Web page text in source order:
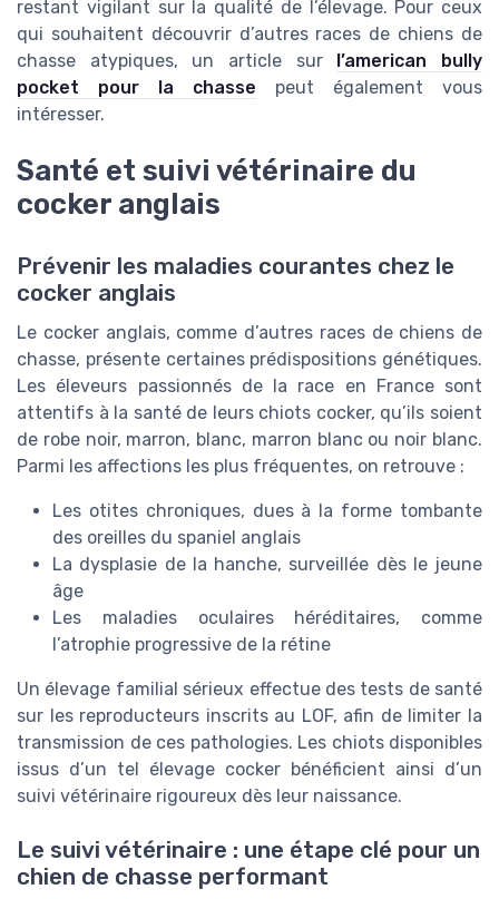
restant vigilant sur la qualité de l’élevage. Pour ceux
qui souhaitent découvrir d’autres races de chiens de
chasse atypiques, un article sur
l’american bully
pocket pour la chasse peut également vous
intéresser.
Santé et suivi vétérinaire du
cocker anglais
Prévenir les maladies courantes chez le
cocker anglais
Le cocker anglais, comme d’autres races de chiens de
chasse, présente certaines prédispositions génétiques.
Les éleveurs passionnés de la race en France sont
attentifs à la santé de leurs chiots cocker, qu’ils soient
de robe noir, marron, blanc, marron blanc ou noir blanc.
Parmi les affections les plus fréquentes, on retrouve :
Les otites chroniques, dues à la forme tombante
des oreilles du spaniel anglais
La dysplasie de la hanche, surveillée dès le jeune
âge
Les maladies oculaires héréditaires, comme
l’atrophie progressive de la rétine
Un élevage familial sérieux effectue des tests de santé
sur les reproducteurs inscrits au LOF, afin de limiter la
transmission de ces pathologies. Les chiots disponibles
issus d’un tel élevage cocker bénéficient ainsi d’un
suivi vétérinaire rigoureux dès leur naissance.
Le suivi vétérinaire : une étape clé pour un
chien de chasse performant